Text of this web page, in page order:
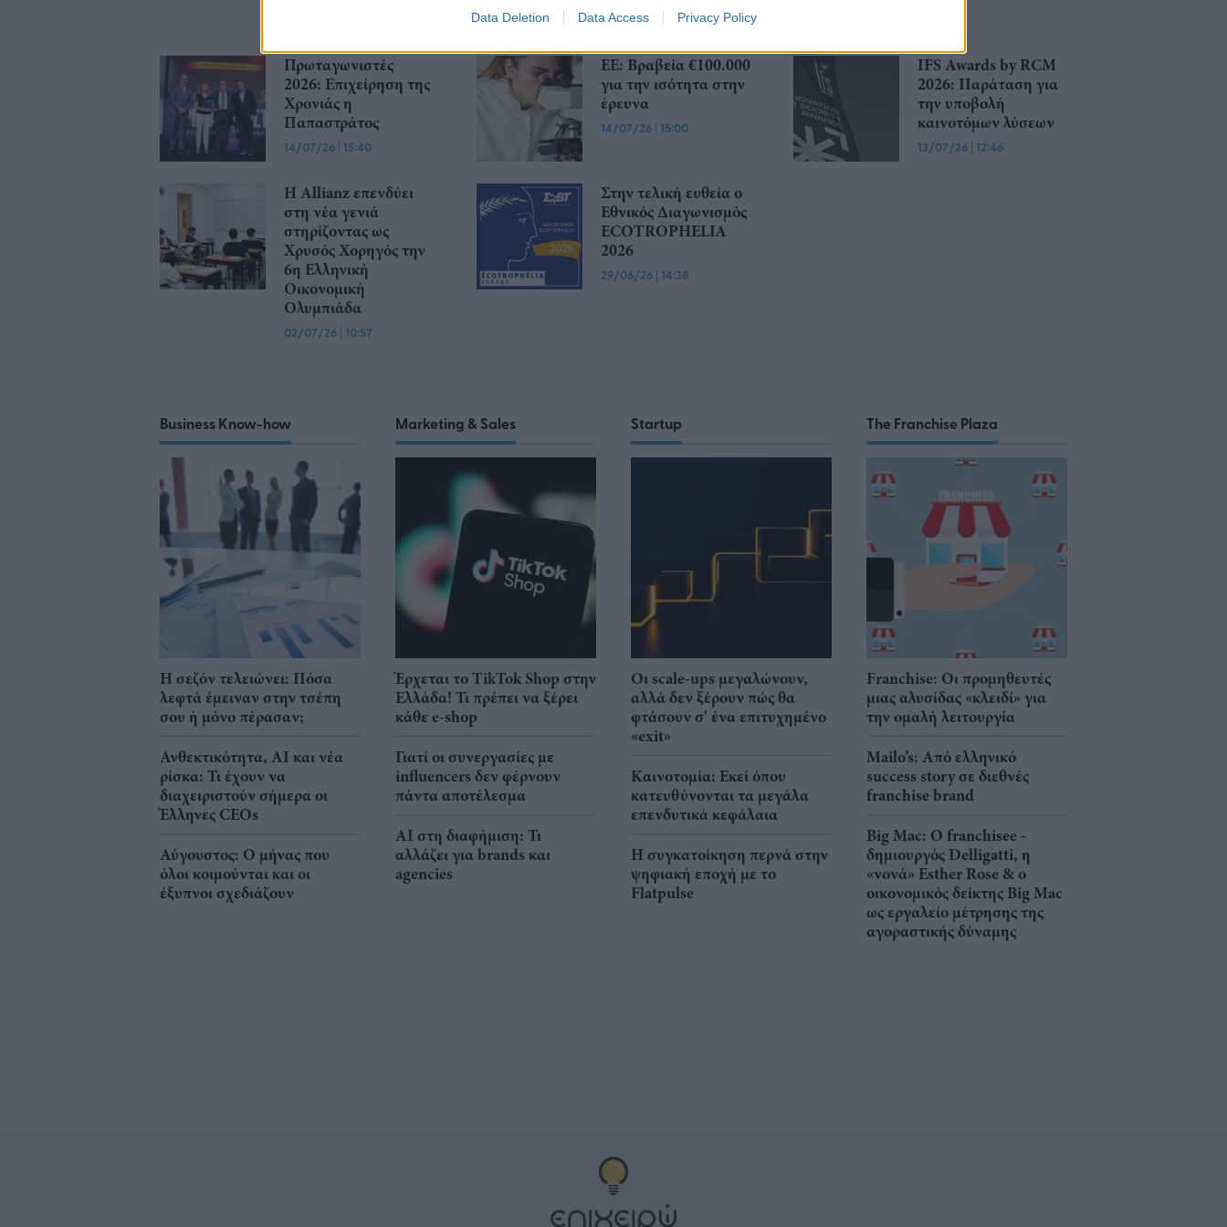
Data Deletion Data Access Privacy Policy
12:47
Πρωταγωνιστές
2026: Επιχείρηση της
Χρονιάς η
Παπαστράτος
14/07/26 | 15:40
ΕΕ: Βραβεία €100.000
για την ισότητα στην
έρευνα
14/07/26 | 15:00
IFS Awards by RCM
2026: Παράταση για
την υποβολή
καινοτόμων λύσεων
13/07/26 | 12:46
Η Allianz επενδύει
στη νέα γενιά
στηρίζοντας ως
Χρυσός Χορηγός την
6η Ελληνική
Οικονομική
Ολυμπιάδα
02/07/26 | 10:57
Στην τελική ευθεία ο
Εθνικός Διαγωνισμός
ECOTROPHELIA
2026
29/06/26 | 14:38
Business Know-how
Η σεζόν τελειώνει: Πόσα
λεφτά έμειναν στην τσέπη
σου ή μόνο πέρασαν;
Ανθεκτικότητα, AI και νέα
ρίσκα: Τι έχουν να
διαχειριστούν σήμερα οι
Έλληνες CEOs
Αύγουστος: Ο μήνας που
όλοι κοιμούνται και οι
έξυπνοι σχεδιάζουν
Marketing & Sales
Έρχεται το TikTok Shop στην
Ελλάδα! Τι πρέπει να ξέρει
κάθε e-shop
Γιατί οι συνεργασίες με
influencers δεν φέρνουν
πάντα αποτέλεσμα
AI στη διαφήμιση: Τι
αλλάζει για brands και
agencies
Startup
Οι scale-ups μεγαλώνουν,
αλλά δεν ξέρουν πώς θα
φτάσουν σ' ένα επιτυχημένο
«exit»
Καινοτομία: Εκεί όπου
κατευθύνονται τα μεγάλα
επενδυτικά κεφάλαια
Η συγκατοίκηση περνά στην
ψηφιακή εποχή με το
Flatpulse
The Franchise Plaza
Franchise: Οι προμηθευτές
μιας αλυσίδας «κλειδί» για
την ομαλή λειτουργία
Mailo’s: Από ελληνικό
success story σε διεθνές
franchise brand
Big Mac: Ο franchisee -
δημιουργός Delligatti, η
«νονά» Esther Rose & ο
οικονομικός δείκτης Big Mac
ως εργαλείο μέτρησης της
αγοραστικής δύναμης